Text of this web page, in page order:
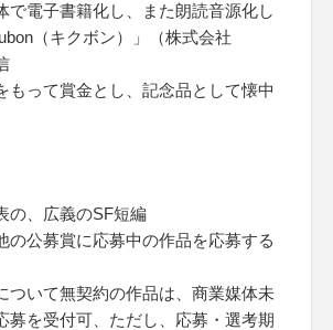
で電子書籍化し、また朗読音源化し
（キクボン）」（株式会社
もって賞金とし、記念品として懐中
の、広義のSF短編
の公募賞に応募中の作品を応募する
ついて無契約の作品は、商業媒体未
募を受付可、ただし、応募・選考期